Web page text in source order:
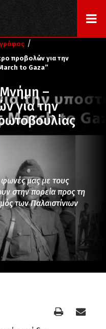
/
προβολών για την
to Gaza”
–
για την
φωνές μας με τους
στην πορεία προς τη
των Παλαιστίνιων